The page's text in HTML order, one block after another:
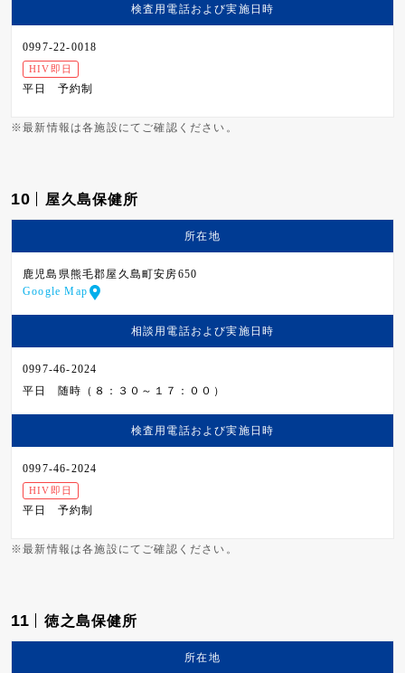
検査用電話および実施日時
0997-22-0018
HIV即日
平日 予約制
※最新情報は各施設にてご確認ください。
10 屋久島保健所
所在地
鹿児島県熊毛郡屋久島町安房650
Google Map
相談用電話および実施日時
0997-46-2024
平日
随時（８：３０～１７：００）
検査用電話および実施日時
0997-46-2024
HIV即日
平日 予約制
※最新情報は各施設にてご確認ください。
11 徳之島保健所
所在地